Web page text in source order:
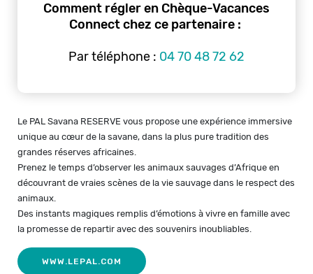
Comment régler en Chèque-Vacances
Connect chez ce partenaire :
Par téléphone : 04 70 48 72 62
Le PAL Savana RESERVE vous propose une expérience immersive
unique au cœur de la savane, dans la plus pure tradition des
grandes réserves africaines.
Prenez le temps d’observer les animaux sauvages d’Afrique en
découvrant de vraies scènes de la vie sauvage dans le respect des
animaux.
Des instants magiques remplis d’émotions à vivre en famille avec
la promesse de repartir avec des souvenirs inoubliables.
WWW.LEPAL.COM